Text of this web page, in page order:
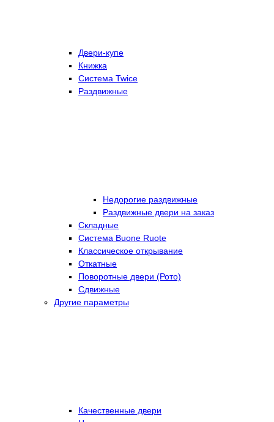
Двери-купе
Книжка
Система Twice
Раздвижные
Недорогие раздвижные
Раздвижные двери на заказ
Складные
Cистема Buone Ruote
Классическое открывание
Откатные
Поворотные двери (Рото)
Сдвижные
Другие параметры
Качественные двери